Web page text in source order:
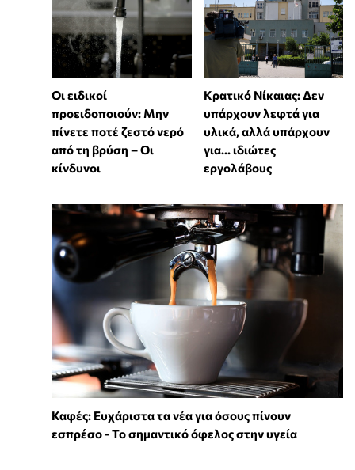
Οι ειδικοί
προειδοποιούν: Μην
πίνετε ποτέ ζεστό νερό
από τη βρύση – Οι
κίνδυνοι
Κρατικό Νίκαιας: Δεν
υπάρχουν λεφτά για
υλικά, αλλά υπάρχουν
για... ιδιώτες
εργολάβους
Καφές: Ευχάριστα τα νέα για όσους πίνουν
εσπρέσο - Το σημαντικό όφελος στην υγεία